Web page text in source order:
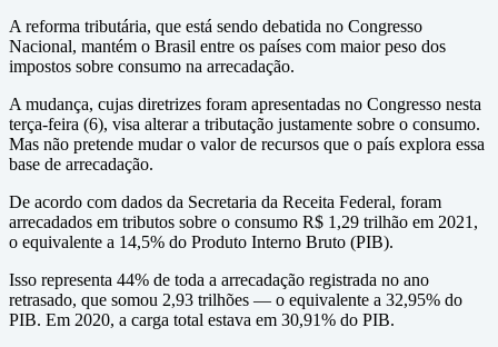
A reforma tributária, que está sendo debatida no Congresso
Nacional, mantém o Brasil entre os países com maior peso dos
impostos sobre consumo na arrecadação.
A mudança, cujas diretrizes foram apresentadas no Congresso nesta
terça-feira (6), visa alterar a tributação justamente sobre o consumo.
Mas não pretende mudar o valor de recursos que o país explora essa
base de arrecadação.
De acordo com dados da Secretaria da Receita Federal, foram
arrecadados em tributos sobre o consumo R$ 1,29 trilhão em 2021,
o equivalente a 14,5% do Produto Interno Bruto (PIB).
Isso representa 44% de toda a arrecadação registrada no ano
retrasado, que somou 2,93 trilhões — o equivalente a 32,95% do
PIB. Em 2020, a carga total estava em 30,91% do PIB.